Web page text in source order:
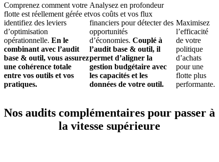
Comprenez comment votre
flotte est réellement gérée et
identifiez des leviers
d’optimisation
opérationnelle. En le
combinant avec l’audit
base & outil, vous assurez
une cohérence totale
entre vos outils et vos
pratiques.
Analysez en profondeur
vos coûts et vos flux
financiers pour détecter des
opportunités
d’économies.Couplé à
l’audit base & outil, il
permet d’aligner la
gestion budgétaire avec
les capacités et les
données de votre outil.
Maximisez
l’efficacité
de votre
politique
d’achats
pour une
flotte plus
performante.
Nos audits complémentaires pour passer à
la vitesse supérieure